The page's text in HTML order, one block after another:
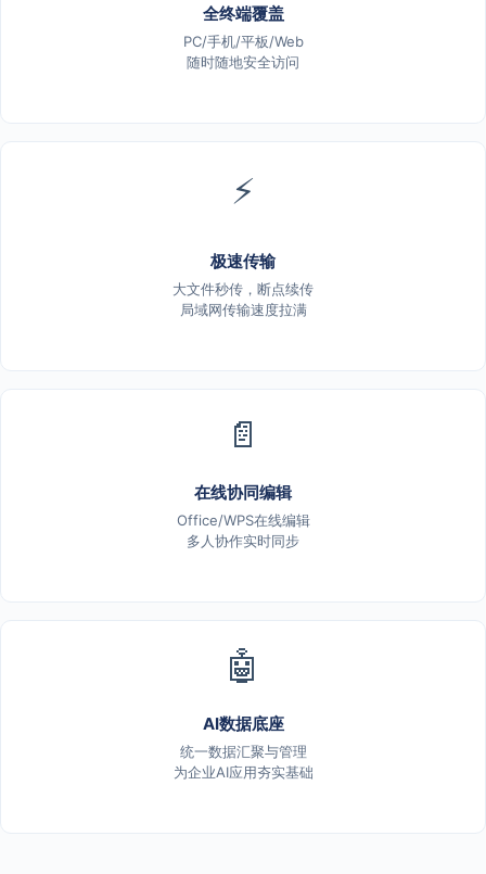
全终端覆盖
PC/手机/平板/Web
随时随地安全访问
⚡
极速传输
大文件秒传，断点续传
局域网传输速度拉满
📄
在线协同编辑
Office/WPS在线编辑
多人协作实时同步
🤖
AI数据底座
统一数据汇聚与管理
为企业AI应用夯实基础